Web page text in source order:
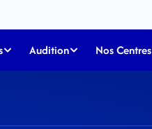
Audition Nos Centres